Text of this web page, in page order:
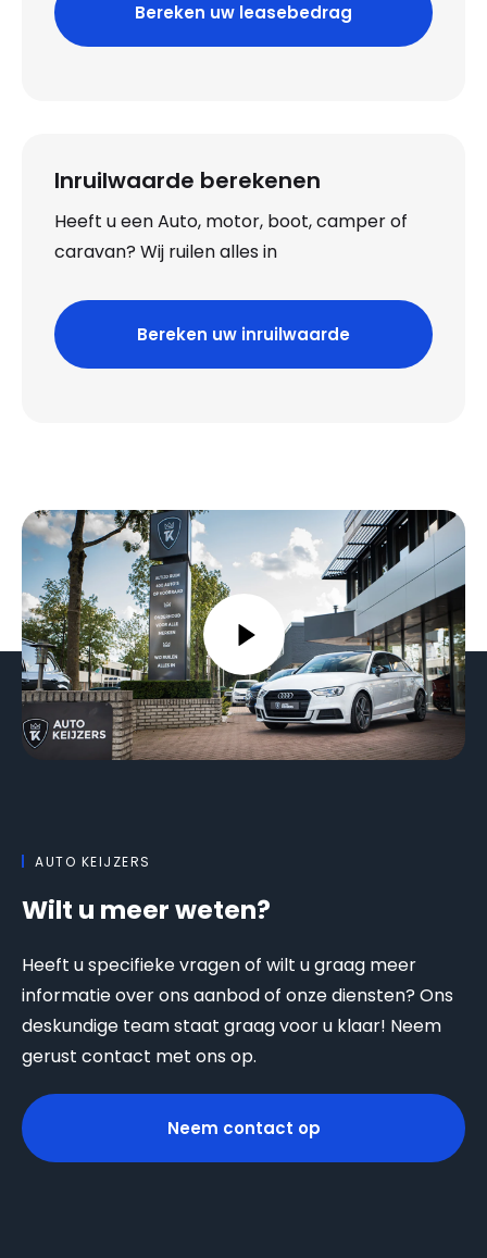
Bereken uw leasebedrag
Inruilwaarde berekenen
Heeft u een Auto, motor, boot, camper of
caravan? Wij ruilen alles in
Bereken uw inruilwaarde
AUTO KEIJZERS
Wilt u meer weten?
Heeft u specifieke vragen of wilt u graag meer
informatie over ons aanbod of onze diensten? Ons
deskundige team staat graag voor u klaar! Neem
gerust contact met ons op.
Neem contact op